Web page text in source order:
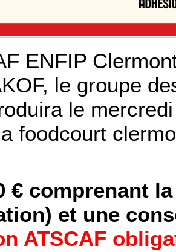
ENFIP
le groupe
le
foodcourt
€ comprenant
et une
ATSCAF